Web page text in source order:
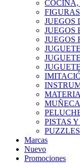
COCINA,
FIGURAS
JUEGOS
JUEGOS
JUEGOS
PISTAS
PUZZLES
Marcas
Nuevo
Promociones